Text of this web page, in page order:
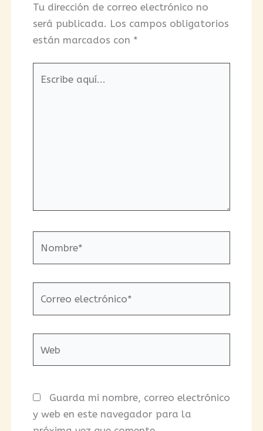
Tu dirección de correo electrónico no
será publicada. Los campos obligatorios
están marcados con *
Guarda mi nombre, correo electrónico
y web en este navegador para la